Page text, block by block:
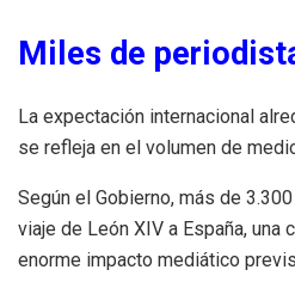
Miles de
La expectación internacional
se refleja en el volumen de
Según el Gobierno, más de
viaje de León XIV a España, una
enorme impacto mediático